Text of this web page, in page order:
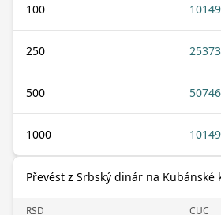
100
250 25373
500
1000
Převést z Srbský dinár na
RSD CUC